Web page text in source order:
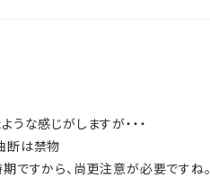
な感じがしますが・・・
断は禁物
ですから、尚更注意が必要ですね。